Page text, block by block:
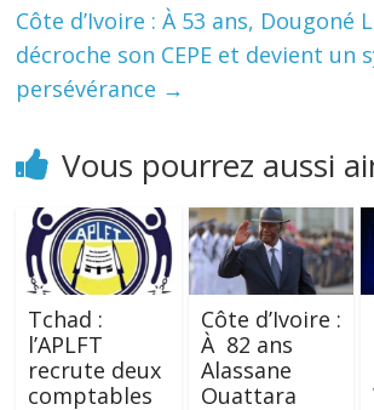
Côte d’Ivoire : À 53 ans, Dougoné
décroche son CEPE et devient un
persévérance →
Vous pourrez aussi
Tchad :
l’APLFT
recrute deux
comptables
Côte d’Ivoire :
À 82 ans
Alassane
Ouattara